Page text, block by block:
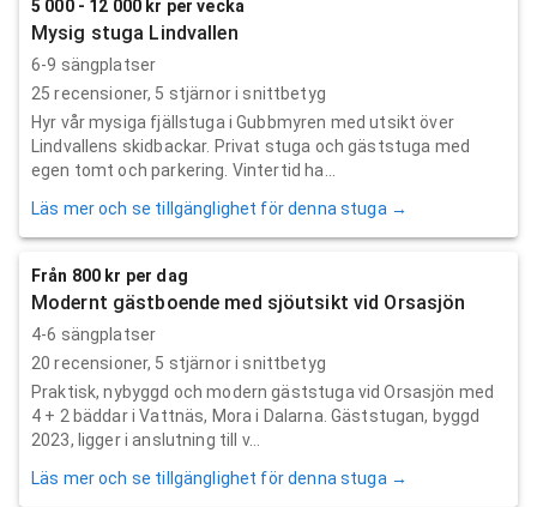
5 000 - 12 000 kr per vecka
Mysig stuga Lindvallen
6-9 sängplatser
25 recensioner, 5 stjärnor i snittbetyg
Hyr vår mysiga fjällstuga i Gubbmyren med utsikt över
Lindvallens skidbackar. Privat stuga och gäststuga med
egen tomt och parkering. Vintertid ha...
Läs mer och se tillgänglighet för denna stuga →
Från 800 kr per dag
Modernt gästboende med sjöutsikt vid Orsasjön
4-6 sängplatser
20 recensioner, 5 stjärnor i snittbetyg
Praktisk, nybyggd och modern gäststuga vid Orsasjön med
4 + 2 bäddar i Vattnäs, Mora i Dalarna. Gäststugan, byggd
2023, ligger i anslutning till v...
Läs mer och se tillgänglighet för denna stuga →